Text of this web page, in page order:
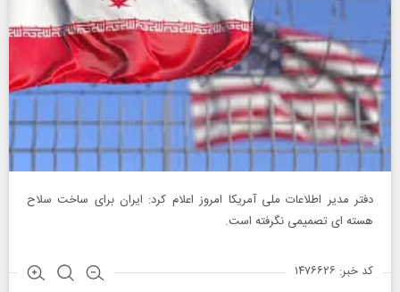
دفتر مدیر اطلاعات ملی آمریکا امروز اعلام کرد: ایران برای ساخت سلاح
هسته‌ ای تصمیمی نگرفته است.
کد خبر: ۱۴۷۶۶۲۶